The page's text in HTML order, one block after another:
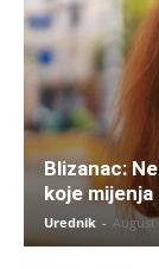
Blizanac:
koje
Urednik - August